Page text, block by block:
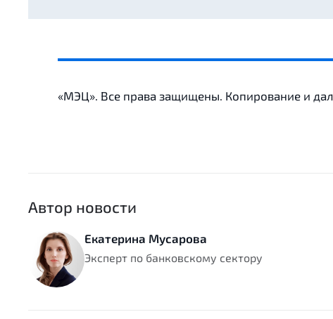
«МЭЦ». Все права защищены. Копирование и
Автор новости
Екатерина Мусарова
Эксперт по банковскому сектору